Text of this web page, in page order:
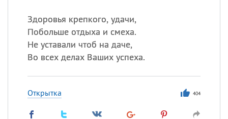
Здоровья крепкого, удачи,
Побольше отдыха и смеха.
Не уставали чтоб на даче,
Во всех делах Ваших успеха.
Открытка 404